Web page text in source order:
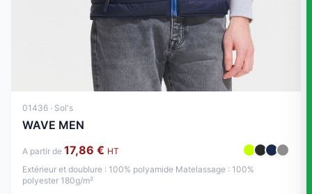
01436 · Sol's
WAVE MEN
A partir de 17,86 € HT
Extérieur et doublure : 100% polyamide Matelassage : 100%
polyester 180g/m²